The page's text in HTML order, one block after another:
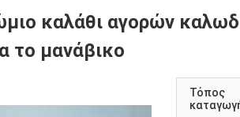
καλάθι αγορών
το μανάβικο
Τόπος